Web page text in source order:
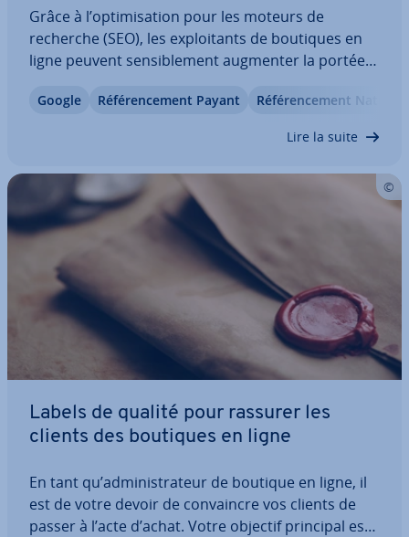
Grâce à l’op­ti­mi­sa­tion pour les moteurs de
recherche (SEO), les ex­ploi­tants de boutiques en
ligne peuvent sen­si­ble­ment augmenter la portée
en ligne s’avère ju­di­cieuse, notamment pour
Google Ré­fé­ren­ce­ment Payant Ré­fé­ren­ce­ment Naturel
Lire la suite
Labels de qualité pour rassurer les
clients des boutiques en ligne
En tant qu’ad­mi­nis­tra­teur de boutique en ligne, il
est de votre devoir de con­vaincre vos clients de
passer à l’acte d’achat. Votre objectif principal est